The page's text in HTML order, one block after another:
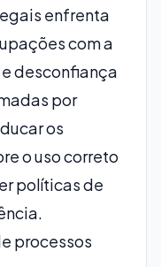
enfrenta
com a
desconfiança
por
os
o uso correto
políticas de
processos